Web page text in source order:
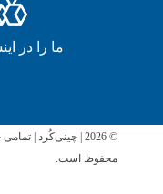
ما را در
© 2026 | چینی‌کُرد
محفوظ است.